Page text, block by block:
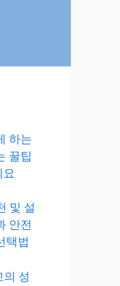
하는
꿀팁
요
및 설
안전
택법
의 성